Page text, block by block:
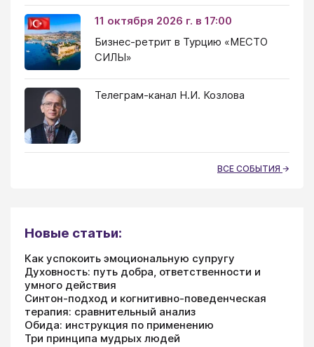
11 октября 2026 г. в 17:00
Бизнес-ретрит в Турцию «МЕСТО
СИЛЫ»
Телеграм-канал Н.И. Козлова
ВСЕ СОБЫТИЯ
Новые статьи:
Как успокоить эмоциональную супругу
Духовность: путь добра, ответственности и
умного действия
Синтон-подход и когнитивно-поведенческая
терапия: сравнительный анализ
Обида: инструкция по применению
Три принципа мудрых людей